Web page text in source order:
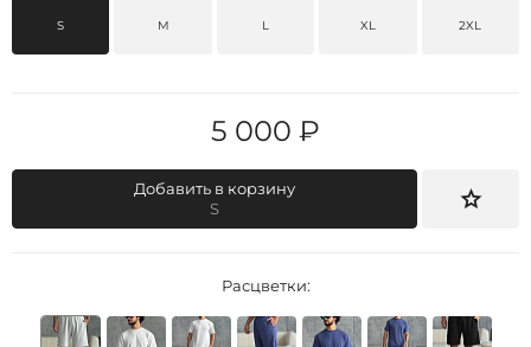
S M L XL 2XL
5 000 ₽
Добавить в корзину
S
Расцветки: